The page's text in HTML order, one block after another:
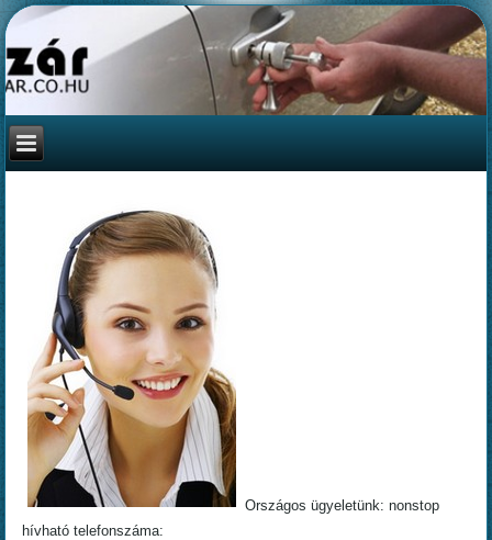
Országos ügyeletünk: nonstop
hívható telefonszáma: